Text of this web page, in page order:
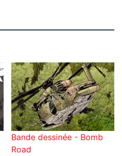
Bande dessinée - Bomb
Road